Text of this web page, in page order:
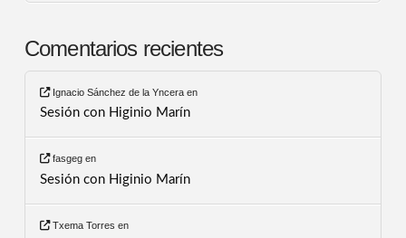
Comentarios recientes
Ignacio Sánchez de la Yncera en
Sesión con Higinio Marín
fasgeg en
Sesión con Higinio Marín
Txema Torres en